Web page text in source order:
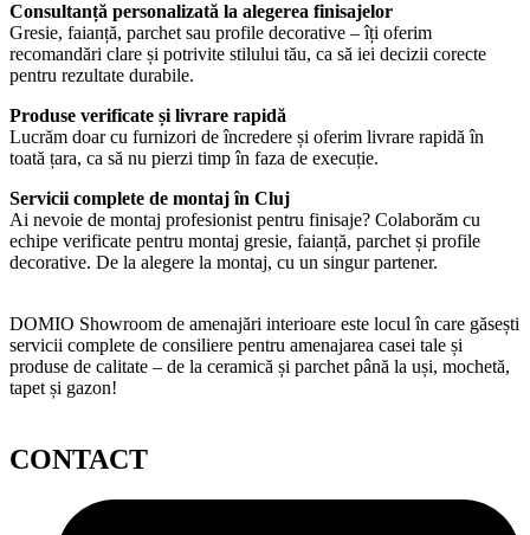
Consultanță personalizată la alegerea finisajelor
Gresie, faianță, parchet sau profile decorative – îți oferim
recomandări clare și potrivite stilului tău, ca să iei decizii corecte
pentru rezultate durabile.
Produse verificate și livrare rapidă
Lucrăm doar cu furnizori de încredere și oferim livrare rapidă în
toată țara, ca să nu pierzi timp în faza de execuție.
Servicii complete de montaj în Cluj
Ai nevoie de montaj profesionist pentru finisaje? Colaborăm cu
echipe verificate pentru montaj gresie, faianță, parchet și profile
decorative. De la alegere la montaj, cu un singur partener.
DOMIO Showroom de amenajări interioare este locul în care găsești
servicii complete de consiliere pentru amenajarea casei tale și
produse de calitate – de la ceramică și parchet până la uși, mochetă,
tapet și gazon!
CONTACT